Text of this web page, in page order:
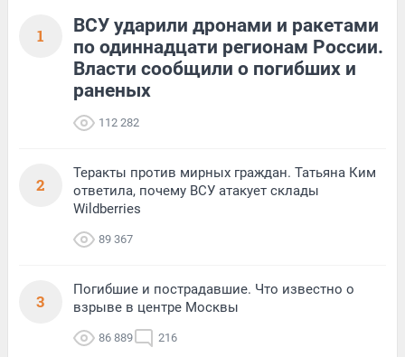
1
ВСУ ударили дронами и ракетами
по одиннадцати регионам России.
Власти сообщили о погибших и
раненых
112 282
2
Теракты против мирных граждан. Татьяна Ким
ответила, почему ВСУ атакует склады
Wildberries
89 367
3
Погибшие и пострадавшие. Что известно о
взрыве в центре Москвы
86 889 216